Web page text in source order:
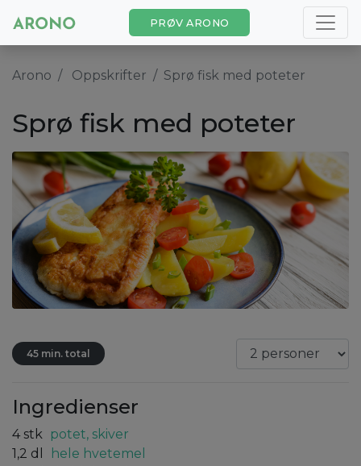
PRØV ARONO
Arono Oppskrifter Sprø fisk med poteter
Sprø fisk med poteter
45 min. total
Ingredienser
4 stk potet, skiver
1,2 dl
hele hvetemel